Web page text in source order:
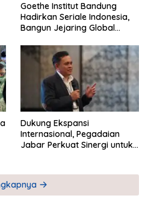
Goethe Institut Bandung
Hadirkan Seriale Indonesia,
Bangun Jejaring Global
Dukung Ekspansi
Internasional, Pegadaian
Jabar Perkuat Sinergi untuk